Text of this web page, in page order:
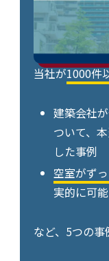
当社が1000件
建築会社
ついて、
した事例
空室がず
実的に可
など、5つの事